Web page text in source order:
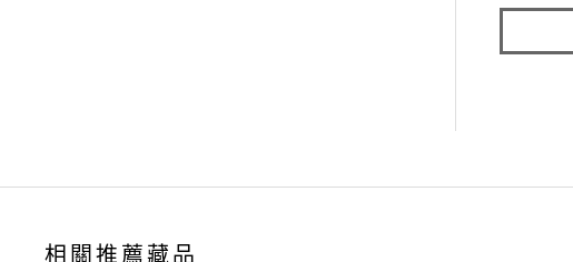
相關推薦藏品